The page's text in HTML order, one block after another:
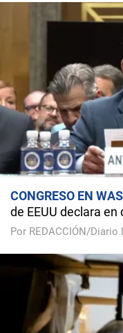
CONGRESO EN
de EEUU declara
Por REDACCIÓN/